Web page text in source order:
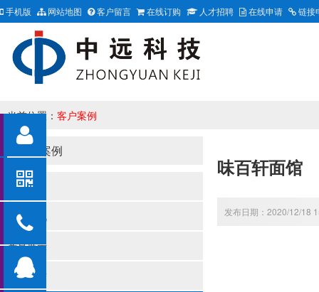
手机版 网站地图 客户留言 在线订购 人才招聘 在线申请 链接
当前位置： 客户案例
客户案例
关于我们
新闻资讯
产品展示
资质荣誉
味百轩面馆
发布日期：2020/12/18